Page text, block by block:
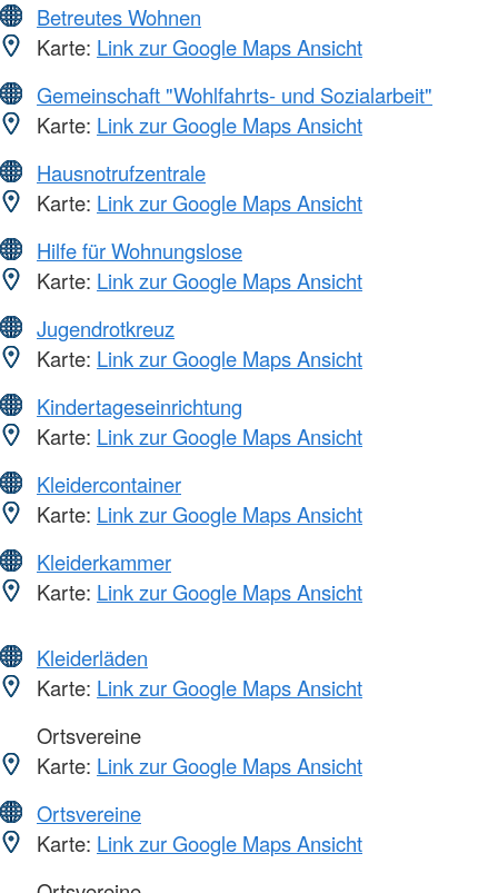
Betreutes Wohnen
Karte: Link zur Google Maps Ansicht
Gemeinschaft "Wohlfahrts- und Sozialarbeit"
Karte: Link zur Google Maps Ansicht
Hausnotrufzentrale
Karte: Link zur Google Maps Ansicht
Hilfe für Wohnungslose
Karte: Link zur Google Maps Ansicht
Jugendrotkreuz
Karte: Link zur Google Maps Ansicht
Kindertageseinrichtung
Karte: Link zur Google Maps Ansicht
Kleidercontainer
Karte: Link zur Google Maps Ansicht
Kleiderkammer
Karte: Link zur Google Maps Ansicht
Kleiderläden
Karte: Link zur Google Maps Ansicht
Ortsvereine
Karte: Link zur Google Maps Ansicht
Ortsvereine
Karte: Link zur Google Maps Ansicht